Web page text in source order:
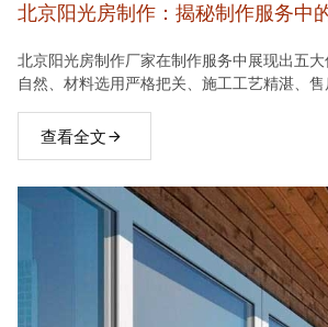
北京阳光房制作：揭秘制作服务中
北京阳光房制作厂家在制作服务中展现出五
自然、材料选用严格把关、施工工艺精湛、
查看全文